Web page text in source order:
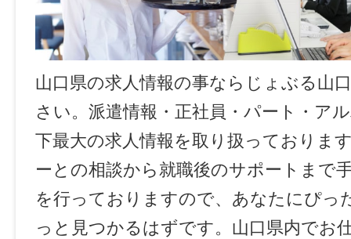
山口県の求人情報の事ならじょぶる山
さい。派遣情報・正社員・パート・ア
下最大の求人情報を取り扱っておりま
ーとの相談から就職後のサポートまで
を行っておりますので、あなたにぴっ
っと見つかるはずです。山口県内でお